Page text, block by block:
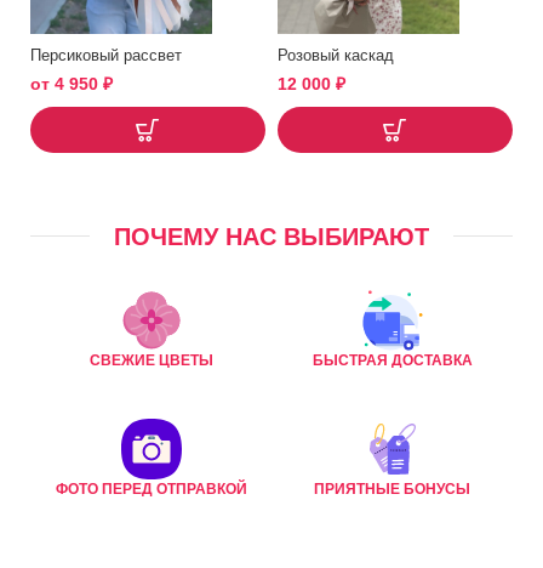
Персиковый рассвет
от 4 950 ₽
Розовый каскад
12 000 ₽
ПОЧЕМУ НАС ВЫБИРАЮТ
СВЕЖИЕ ЦВЕТЫ БЫСТРАЯ ДОСТАВКА
ФОТО ПЕРЕД ОТПРАВКОЙ ПРИЯТНЫЕ БОНУСЫ